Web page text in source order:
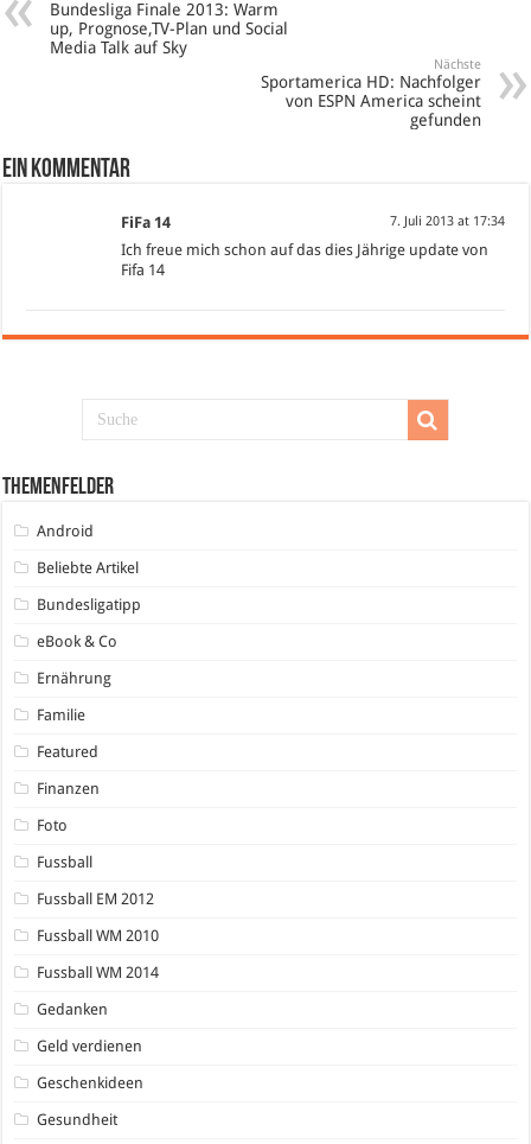
Bundesliga Finale 2013: Warm
up, Prognose,TV-Plan und Social
Media Talk auf Sky
Nächste
Sportamerica HD: Nachfolger
von ESPN America scheint
gefunden
Ein Kommentar
FiFa 14 7. Juli 2013 at 17:34
Ich freue mich schon auf das dies Jährige update von
Fifa 14
Themenfelder
Android
Beliebte Artikel
Bundesligatipp
eBook & Co
Ernährung
Familie
Featured
Finanzen
Foto
Fussball
Fussball EM 2012
Fussball WM 2010
Fussball WM 2014
Gedanken
Geld verdienen
Geschenkideen
Gesundheit